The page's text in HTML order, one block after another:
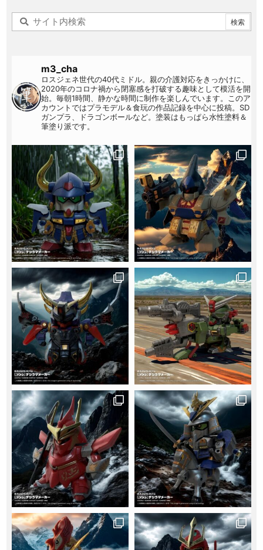
m3_cha
ロスジェネ世代の40代ミドル。親の介護対応をきっかけに、
2020年のコロナ禍から閉塞感を打破する趣味として模活を開
始。毎朝1時間、静かな時間に制作を楽しんでいます。このア
カウントではプラモデル＆食玩の作品記録を中心に投稿。SD
ガンプラ、ドラゴンボールなど。塗装はもっぱら水性塗料＆
筆塗り派です。